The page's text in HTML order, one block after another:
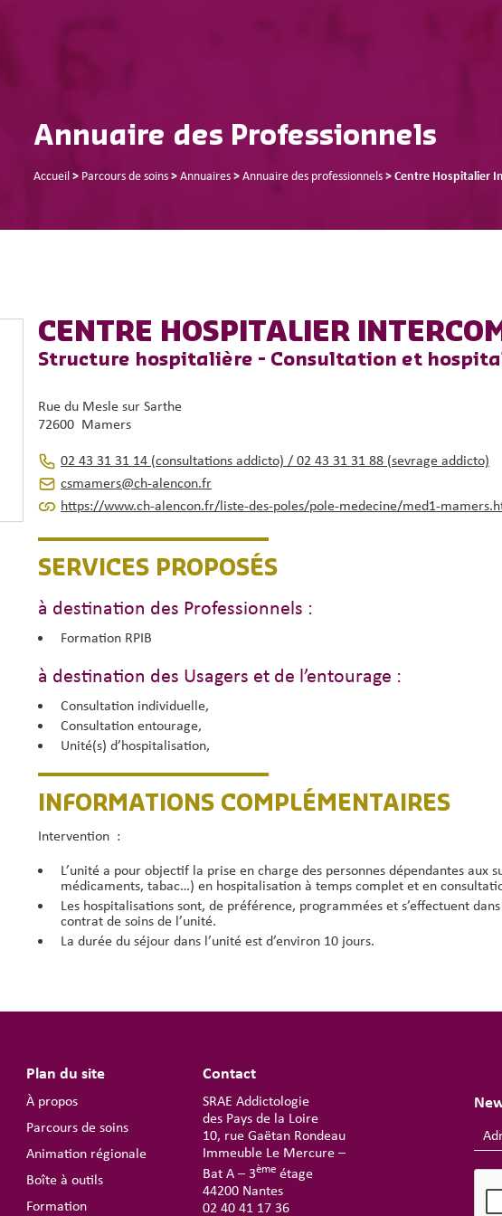
Annuaire des Professionnels
Accueil > Parcours de soins >Annuaires >Annuaire des professionnels >Centre Hospitalier
CENTRE HOSPITALIER
Structure hospitalière - Consultation et
Rue du Mesle sur Sarthe
72600 Mamers
02 43 31 31 14 (consultations addicto) / 02 43 31 31 88 (sevrage addicto)
csmamers@ch-alencon.fr
https://www.ch-alencon.fr/liste-des-poles/pole-medecine/med1-
SERVICES PROPOSÉS
à destination des Professionnels :
Formation RPIB
à destination des Usagers et de l’entourage :
Consultation individuelle,
Consultation entourage,
Unité(s) d’hospitalisation,
INFORMATIONS COMPLÉMENTAIRES
Intervention :
L’unité a pour objectif la prise en charge des personnes dépendantes aux
médicaments, tabac…) en hospitalisation à temps complet et en
Les hospitalisations sont, de préférence, programmées et s’effectuent
contrat de soins de l’unité.
La durée du séjour dans l’unité est d’environ 10 jours.
Plan du site
À propos
Parcours de soins
Animation régionale
Boîte à outils
Formation
Contact
SRAE Addictologie
des Pays de la Loire
10, rue Gaëtan Rondeau
Immeuble Le Mercure –
Bat A – 3ème étage
44200 Nantes
02 40 41 17 36